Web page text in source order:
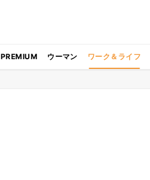
PREMIUM ウーマン ワーク＆ライフ